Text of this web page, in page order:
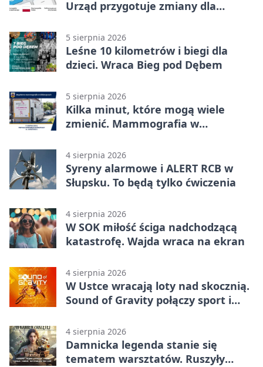
Urząd przygotuje zmiany dla
5 sierpnia 2026
Leśne 10 kilometrów i biegi dla
dzieci. Wraca Bieg pod Dębem
5 sierpnia 2026
Kilka minut, które mogą wiele
zmienić. Mammografia w
4 sierpnia 2026
Syreny alarmowe i ALERT RCB w
Słupsku. To będą tylko ćwiczenia
4 sierpnia 2026
W SOK miłość ściga nadchodzącą
katastrofę. Wajda wraca na ekran
4 sierpnia 2026
W Ustce wracają loty nad skocznią.
Sound of Gravity połączy sport i
4 sierpnia 2026
Damnicka legenda stanie się
tematem warsztatów. Ruszyły